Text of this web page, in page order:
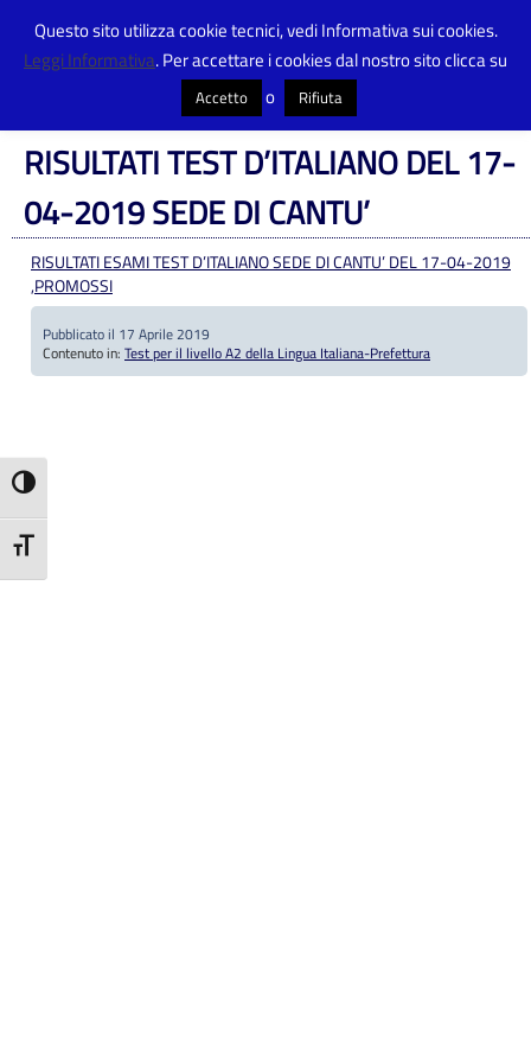
Attiva/disattiva alto contrasto
Attiva/disattiva dimensione testo
Centro Provinciale Istruzione Adulti>Articoli>Test per il livello A2 della
Lingua Italiana-Prefettura>RISULTATI TEST D’ITALIANO DEL 17-04-2019
RISULTATI TEST D’ITALIANO DEL 17-
04-2019 SEDE DI CANTU’
RISULTATI ESAMI TEST D’ITALIANO SEDE DI CANTU’ DEL 17-04-2019
,PROMOSSI
Pubblicato il 17 Aprile 2019
Contenuto in: Test per il livello A2 della Lingua Italiana-Prefettura
Questo sito utilizza cookie tecnici, vedi Informativa sui cookies.
Leggi Informativa. Per accettare i cookies dal nostro sito clicca su
Accetto o Rifiuta